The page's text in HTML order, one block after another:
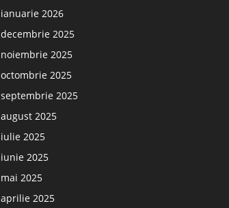
ianuarie 2026
decembrie 2025
noiembrie 2025
octombrie 2025
septembrie 2025
august 2025
iulie 2025
iunie 2025
mai 2025
aprilie 2025